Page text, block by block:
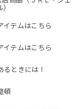
イテムはこちら
イテムはこちら
るときには！
頓